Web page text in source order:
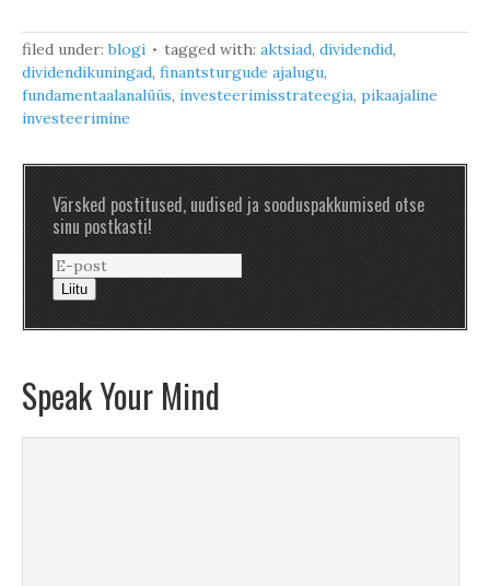
filed under:blogi tagged with: aktsiad, dividendid,
dividendikuningad, finantsturgude ajalugu,
fundamentaalanalüüs, investeerimisstrateegia, pikaajaline
investeerimine
Värsked postitused, uudised ja sooduspakkumised otse
sinu postkasti!
Liitu
Speak Your Mind